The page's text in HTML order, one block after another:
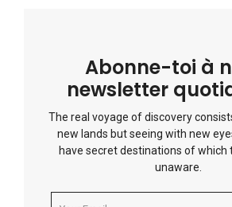
Abonne-toi à
newsletter
The real voyage of discovery
new lands but seeing with new
have secret destinations of which
unaware.